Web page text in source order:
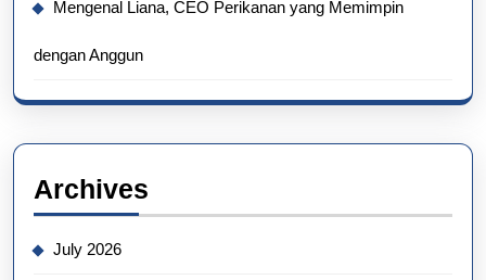
Mengenal Liana, CEO Perikanan yang Memimpin
dengan Anggun
Archives
July 2026